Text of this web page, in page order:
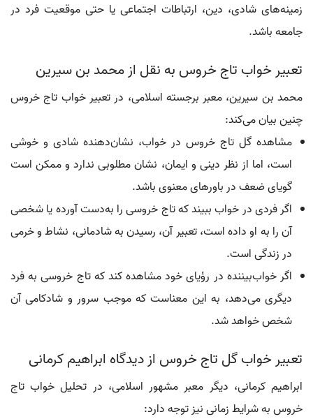
زمینه‌های شادی، دین، ارتباطات اجتماعی یا حتی موقعیت فرد در
جامعه باشد.
تعبیر خواب تاج خروس به نقل از محمد بن سیرین
محمد بن سیرین، معبر برجسته اسلامی، در تعبیر خواب تاج خروس
چنین بیان می‌کند:
مشاهده گل تاج خروس در خواب، نشان‌دهنده شادی و خوشی
است، اما از نظر دینی و ایمان، نشان مطلوبی ندارد و ممکن است
گویای ضعف در باورهای معنوی باشد.
اگر فردی در خواب ببیند که تاج خروسی را به‌دست آورده یا شخصی
آن را به او داده است، تعبیر آن، رسیدن به شادمانی، نشاط و خرمی
در زندگی است.
اگر خواب‌بیننده در رؤیای خود مشاهده کند که تاج خروسی به فرد
دیگری می‌دهد، به این معناست که موجب سرور و شادکامی آن
شخص خواهد شد.
تعبیر خواب گل تاج خروس از دیدگاه ابراهیم کرمانی
ابراهیم کرمانی، دیگر معبر مشهور اسلامی، در تحلیل خواب تاج
خروس به شرایط زمانی نیز توجه دارد: